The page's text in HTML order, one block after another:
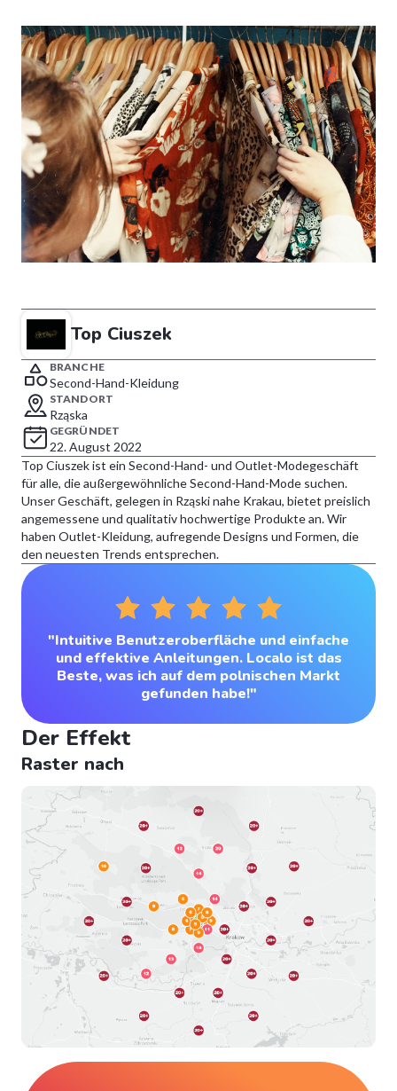
Top Ciuszek
BRANCHE
Second-Hand-Kleidung
STANDORT
Rząska
GEGRÜNDET
22. August 2022
Top Ciuszek ist ein Second-Hand- und Outlet-Modegeschäft
für alle, die außergewöhnliche Second-Hand-Mode suchen.
Unser Geschäft, gelegen in Rząski nahe Krakau, bietet preislich
angemessene und qualitativ hochwertige Produkte an. Wir
haben Outlet-Kleidung, aufregende Designs und Formen, die
den neuesten Trends entsprechen.
"Intuitive Benutzeroberfläche und einfache
und effektive Anleitungen. Localo ist das
Beste, was ich auf dem polnischen Markt
gefunden habe!"
Der Effekt
Raster nach